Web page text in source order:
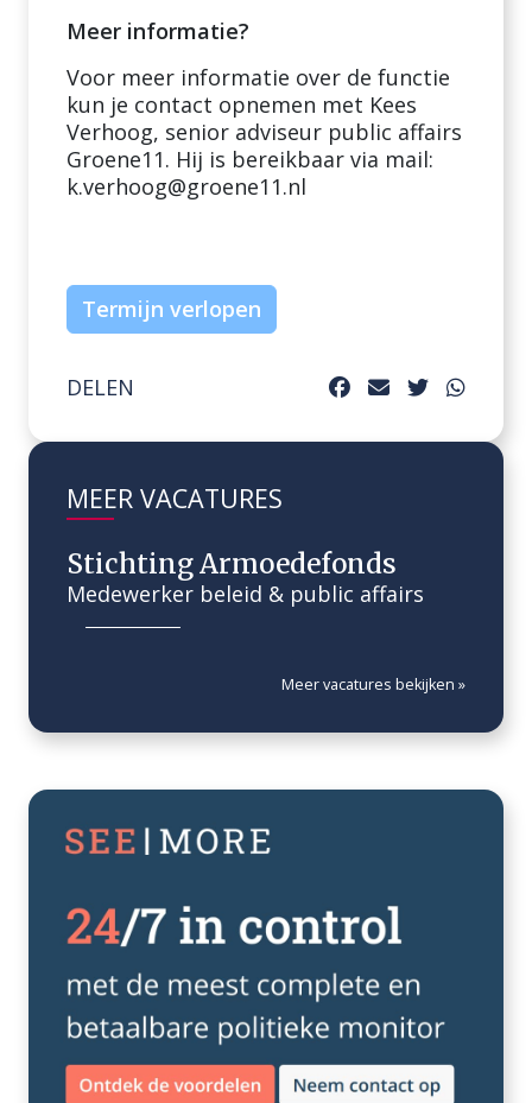
Meer informatie?
Voor meer informatie over de functie
kun je contact opnemen met Kees
Verhoog, senior adviseur public affairs
Groene11. Hij is bereikbaar via mail:
k.verhoog@groene11.nl
Termijn verlopen
DELEN
MEER VACATURES
Stichting Armoedefonds
Medewerker beleid & public affairs
Meer vacatures bekijken »